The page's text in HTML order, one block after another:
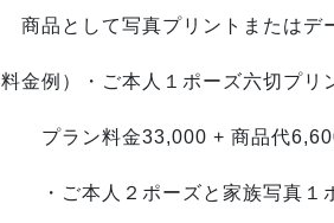
商品として写真プリントまたはデ
料金例）・ご本人１ポーズ六切プリ
プラン料金33,000 + 商品代
・ご本人２ポーズと家族写真１